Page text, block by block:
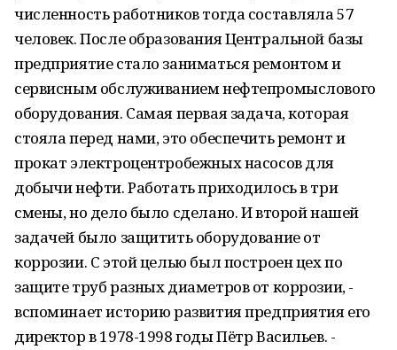
численность работников тогда составляла 57
человек. После образования Центральной базы
предприятие стало заниматься ремонтом и
сервисным обслуживанием нефтепромыслового
оборудования. Самая первая задача, которая
стояла перед нами, это обеспечить ремонт и
прокат электроцентробежных насосов для
добычи нефти. Работать приходилось в три
смены, но дело было сделано. И второй нашей
задачей было защитить оборудование от
коррозии. С этой целью был построен цех по
защите труб разных диаметров от коррозии, -
вспоминает историю развития предприятия его
директор в 1978-1998 годы Пётр Васильев. -